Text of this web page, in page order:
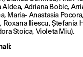
Adriana Bobic,
Maria- Anastasia
Roxana Iliescu, Ștefania
Stoica, Violeta Miu).